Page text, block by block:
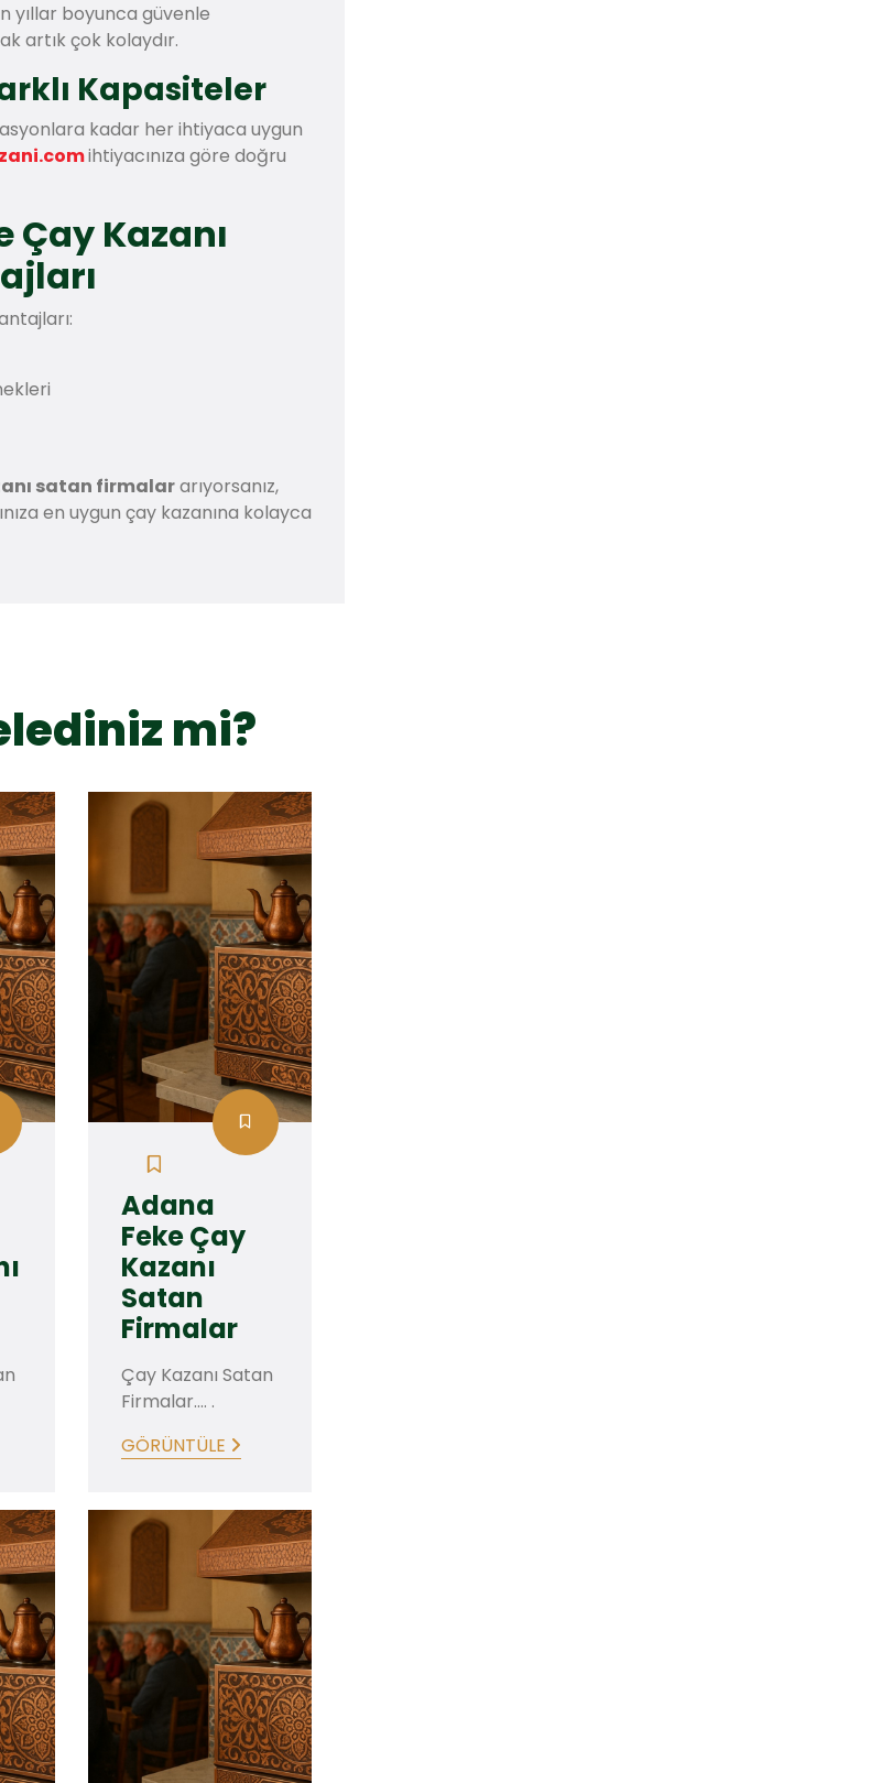
yıllar boyunca güvenle
artık çok kolaydır.
Kapasiteler
kadar her ihtiyaca uygun
ihtiyacınıza göre doğru
Kazanı
satan firmalararıyorsanız,
en uygun çay kazanına kolayca
mi?
Adana
Feke Çay
Kazanı
Satan
Firmalar
Çay Kazanı Satan
Firmalar.... .
GÖRÜNTÜLE